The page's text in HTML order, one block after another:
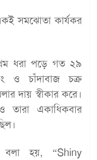
একই সমঝোতা কার্যকর
ধরা পড়ে গত ২৯
ও চাঁদাবাজ চক্র
দায় স্বীকার করে।
একাধিকবার
বলা হয়, “Shiny